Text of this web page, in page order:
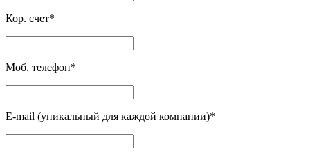
Кор. счет*
Моб. телефон*
E-mail (уникальный для каждой компании)*